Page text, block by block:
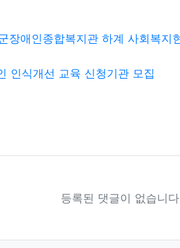
장애인종합복지관 하계 사회복지
인식개선 교육 신청기관 모집
등록된 댓글이 없습니